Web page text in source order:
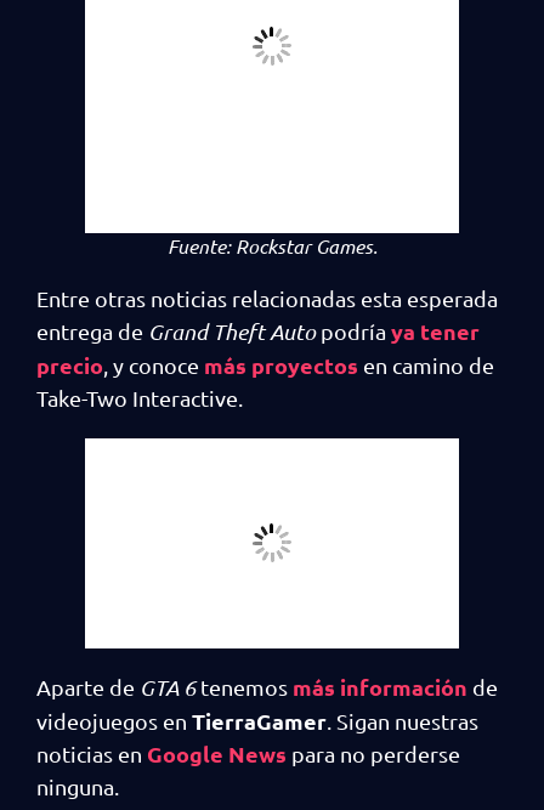
Fuente: Rockstar Games.
Entre otras noticias relacionadas esta esperada
entrega de Grand Theft Autopodría ya tener
precio , y conoce más proyectos en camino de
Take-Two Interactive.
Aparte de GTA 6tenemos más información de
videojuegos en TierraGamer. Sigan nuestras
noticias en Google News para no perderse
ninguna.